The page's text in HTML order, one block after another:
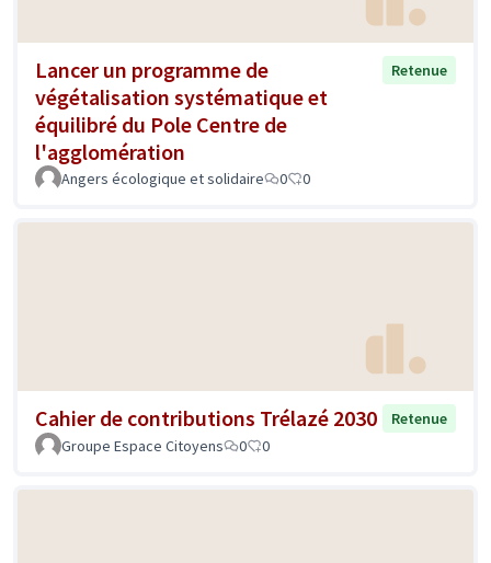
Lancer un programme de
végétalisation systématique et
équilibré du Pole Centre de
l'agglomération
Retenue
Angers écologique et solidaire 0 0
Cahier de contributions Trélazé 2030
Retenue
Groupe Espace Citoyens
0 0